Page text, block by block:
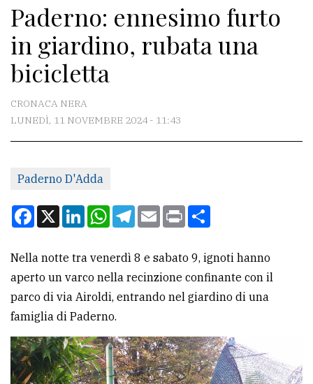
Associazioni
Meteo
CONTATTI
Scrivici
Per
la
pubblicità
CERCA
Cerca
per
Paderno: ennesimo furto
in giardino, rubata una
bicicletta
CRONACA NERA
LUNEDÌ, 11 NOVEMBRE 2024 - 11:43
Paderno D'Adda
Facebook
X LinkedInWhatsApp
Telegram
EmailPrint
Nella notte tra venerdì 8 e sabato 9, ignoti hanno
aperto un varco nella recinzione confinante con il
parco di via Airoldi, entrando nel giardino di una
famiglia di Paderno.